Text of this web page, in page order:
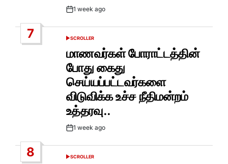
Post1 week ago
7
POSTED
SCROLLER
மாணவர்கள் போராட்டத்தின்
போது கைது
செய்யப்பட்டவர்களை
விடுவிக்க உச்ச நீதிமன்றம்
உத்தரவு..
Post1 week ago
8
POSTED
SCROLLER